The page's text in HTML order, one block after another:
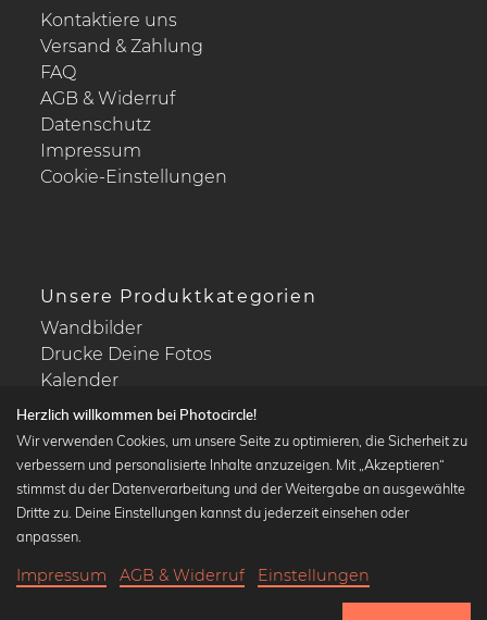
Kontaktiere uns
Versand & Zahlung
FAQ
AGB & Widerruf
Datenschutz
Impressum
Cookie-Einstellungen
Unsere Produktkategorien
Wandbilder
Drucke Deine Fotos
Kalender
Beliebte Kollektionen
Wandbilder in schwarz-weiß
Klassiker der Kunstgeschichte
Herzlich willkommen bei Photocircle!
Wir verwenden Cookies, um unsere Seite zu optimieren, die Sicherheit zu
verbessern und personalisierte Inhalte anzuzeigen. Mit „Akzeptieren“
stimmst du der Datenverarbeitung und der Weitergabe an ausgewählte
Dritte zu. Deine Einstellungen kannst du jederzeit einsehen oder
anpassen.
Impressum AGB & Widerruf Einstellungen